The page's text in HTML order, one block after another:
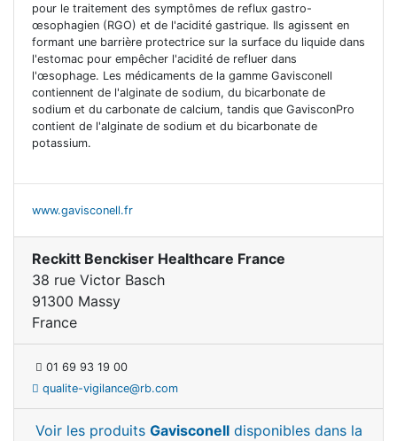
pour le traitement des symptômes de reflux gastro-
œsophagien (RGO) et de l'acidité gastrique. Ils agissent en
formant une barrière protectrice sur la surface du liquide dans
l'estomac pour empêcher l'acidité de refluer dans
l'œsophage. Les médicaments de la gamme Gavisconell
contiennent de l'alginate de sodium, du bicarbonate de
sodium et du carbonate de calcium, tandis que GavisconPro
contient de l'alginate de sodium et du bicarbonate de
potassium.
www.gavisconell.fr
Reckitt Benckiser Healthcare France
38 rue Victor Basch
91300 Massy
France
01 69 93 19 00
qualite-vigilance@rb.com
Voir les produits Gavisconelldisponibles dans la